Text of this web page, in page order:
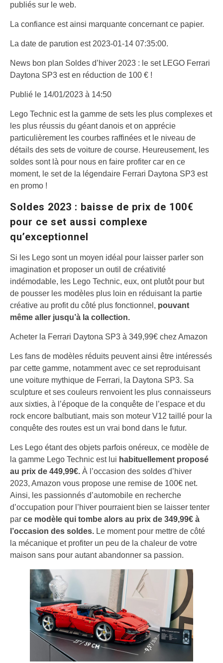
publiés sur le web.
La confiance est ainsi marquante concernant ce papier.
La date de parution est 2023-01-14 07:35:00.
News bon plan Soldes d’hiver 2023 : le set LEGO Ferrari
Daytona SP3 est en réduction de 100 € !
Publié le 14/01/2023 à 14:50
Lego Technic est la gamme de sets les plus complexes et
les plus réussis du géant danois et on apprécie
particulièrement les courbes raffinées et le niveau de
détails des sets de voiture de course. Heureusement, les
soldes sont là pour nous en faire profiter car en ce
moment, le set de la légendaire Ferrari Daytona SP3 est
en promo !
Soldes 2023 : baisse de prix de 100€
pour ce set aussi complexe
qu’exceptionnel
Si les Lego sont un moyen idéal pour laisser parler son
imagination et proposer un outil de créativité
indémodable, les Lego Technic, eux, ont plutôt pour but
de pousser les modèles plus loin en réduisant la partie
créative au profit du côté plus fonctionnel, pouvant
même aller jusqu’à la collection.
Acheter la Ferrari Daytona SP3 à 349,99€ chez Amazon
Les fans de modèles réduits peuvent ainsi être intéressés
par cette gamme, notamment avec ce set reproduisant
une voiture mythique de Ferrari, la Daytona SP3. Sa
sculpture et ses couleurs renvoient les plus connaisseurs
aux sixties, à l’époque de la conquête de l’espace et du
rock encore balbutiant, mais son moteur V12 taillé pour la
conquête des routes est un vrai bond dans le futur.
Les Lego étant des objets parfois onéreux, ce modèle de
la gamme Lego Technic est lui habituellement proposé
au prix de 449,99€. À l’occasion des soldes d’hiver
2023, Amazon vous propose une remise de 100€ net.
Ainsi, les passionnés d’automobile en recherche
d’occupation pour l’hiver pourraient bien se laisser tenter
par ce modèle qui tombe alors au prix de 349,99€ à
l’occasion des soldes. Le moment pour mettre de côté
la mécanique et profiter un peu de la chaleur de votre
maison sans pour autant abandonner sa passion.